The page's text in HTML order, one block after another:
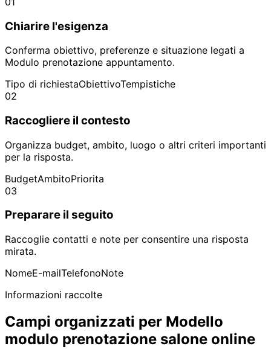
Chiarire l'esigenza
Conferma obiettivo, preferenze e situazione legati a
Modulo prenotazione appuntamento.
Tipo di richiestaObiettivoTempistiche
02
Raccogliere il contesto
Organizza budget, ambito, luogo o altri criteri importanti
per la risposta.
BudgetAmbitoPriorita
03
Preparare il seguito
Raccoglie contatti e note per consentire una risposta
mirata.
NomeE-mailTelefonoNote
Informazioni raccolte
Campi organizzati per Modello
modulo prenotazione salone online